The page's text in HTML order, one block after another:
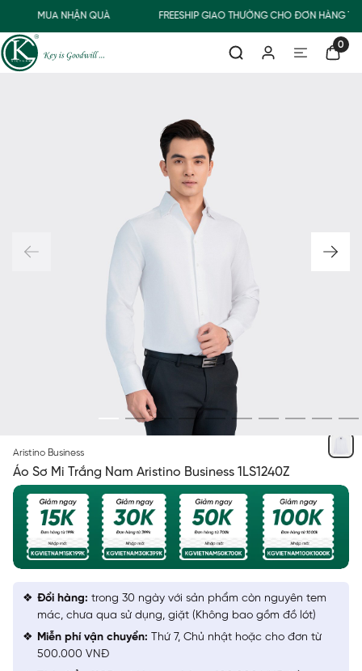
MUA NHẬN QUÀ FREESHIP GIAO THƯỜNG CHO ĐƠN HÀNG
0
Aristino Business
Áo Sơ Mi Trắng Nam Aristino Business 1LS1240Z
Đổi hàng: trong 30 ngày với sản phẩm còn nguyên tem
mác, chưa qua sử dụng, giặt (Không bao gồm đồ lót)
Miễn phí vận chuyển: Thứ 7, Chủ nhật hoặc cho đơn từ
500.000 VNĐ